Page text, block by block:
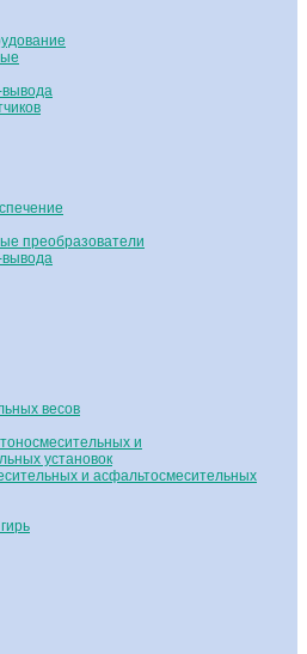
вывода
преобразователи
вывода
весов
и
установок
и асфальтосмесительных